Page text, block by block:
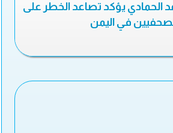
الحمادي يؤكد تصاعد الخطر على
في اليمن